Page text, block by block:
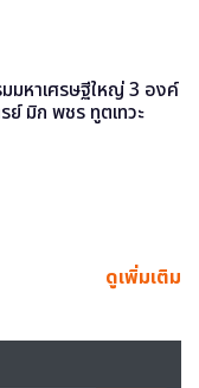
มมหาเศรษฐีใหญ่ 3 องค์
ย์ มิก พชร ทูตเทวะ
ดูเพิ่มเติม